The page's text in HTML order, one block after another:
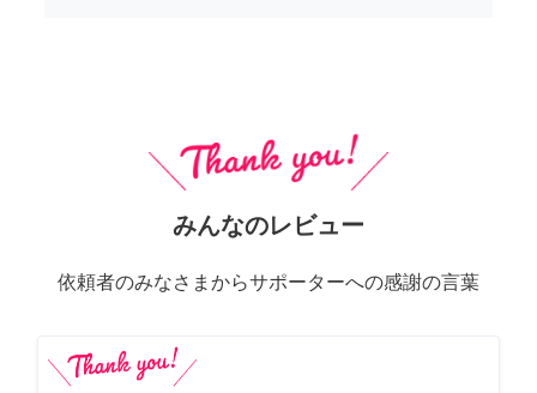
みんなのレビュー
依頼者のみなさまからサポーターへの感謝の言葉